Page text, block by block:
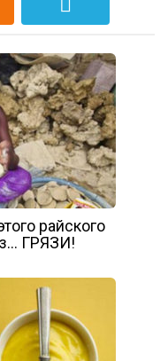
райского
ГРЯЗИ!